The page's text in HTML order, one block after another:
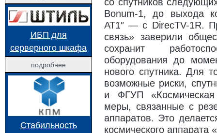
КАК СОЗДАТЬ СВОЙ ФАВОРИТНЫЙ СПИСОК КАНАЛОВ ТРИКОЛОР ТВ НА
КАК ПЕРЕНАСТРОИТЬ ОБОРУДОВАНИЕ АБОНЕНТАМ «OTAU TV»
SMART TV НЕ БЕЗОПАСЕН, ЕСТЬ УГРОЗА ДЛЯ ЛИЧНОЙ БЕЗОПАСНОСТИ
КАК ВЫБРАТЬ ТЕЛЕВИЗОР НИ НА ОДИН ДЕНЬ 8K ULTRA HD: ЧТО ЭТО
ИБП для
серверного шкафа
подробнее
Стабильность
Bonum-1, до выхода
АТ1″ — с DirecTV-1R.
связь» заверили
сохранит
оборудования до
нового спутника. Для
возможные риски,
и ФГУП «Космическая
меры, связанные с
аппаратов. Это
космического